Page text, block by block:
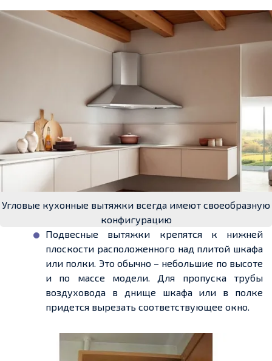
Угловые кухонные вытяжки всегда имеют своеобразную
конфигурацию
Подвесные вытяжки крепятся к нижней
плоскости расположенного над плитой шкафа
или полки. Это обычно – небольшие по высоте
и по массе модели. Для пропуска трубы
воздуховода в днище шкафа или в полке
придется вырезать соответствующее окно.